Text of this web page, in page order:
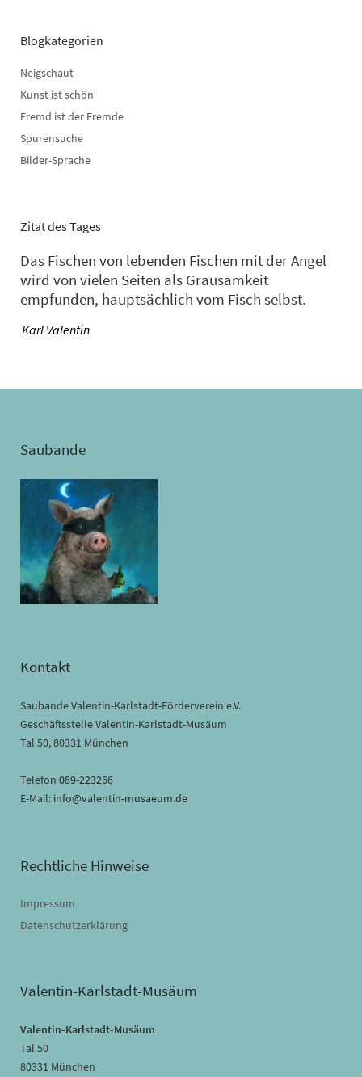
Blogkategorien
Neigschaut
Kunst ist schön
Fremd ist der Fremde
Spurensuche
Bilder-Sprache
Zitat des Tages
Das Fischen von lebenden Fischen mit der Angel
wird von vielen Seiten als Grausamkeit
empfunden, hauptsächlich vom Fisch selbst.
—
Karl Valentin
Saubande
Kontakt
Saubande Valentin-Karlstadt-Förderverein e.V.
Geschäftsstelle Valentin-Karlstadt-Musäum
Tal 50, 80331 München
Telefon 089-223266
E-Mail: info@valentin-musaeum.de
Rechtliche Hinweise
Impressum
Datenschutzerklärung
Valentin-Karlstadt-Musäum
Valentin-Karlstadt-Musäum
Tal 50
80331 München